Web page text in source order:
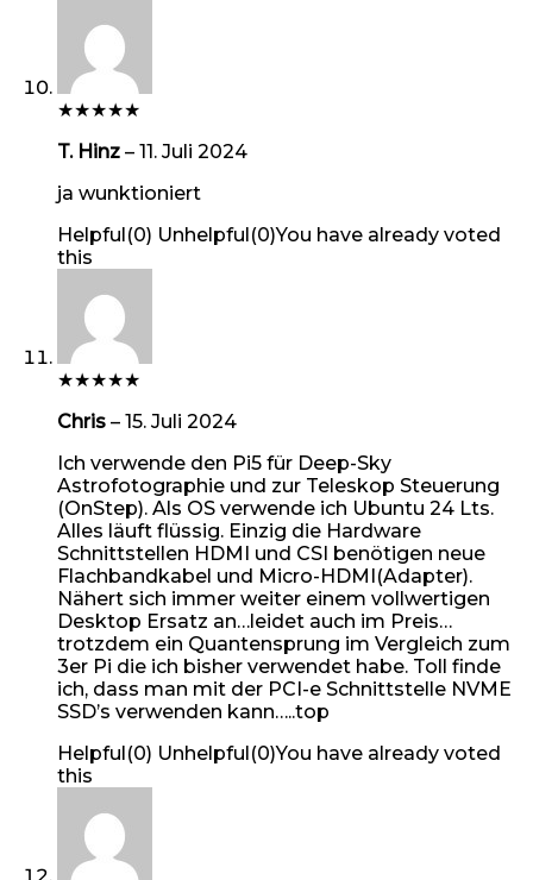
★★★★★
T. Hinz – 11. Juli 2024
ja wunktioniert
Helpful(0) Unhelpful(0)You have already voted
this
★★★★★
Chris – 15. Juli 2024
Ich verwende den Pi5 für Deep-Sky
Astrofotographie und zur Teleskop Steuerung
(OnStep). Als OS verwende ich Ubuntu 24 Lts.
Alles läuft flüssig. Einzig die Hardware
Schnittstellen HDMI und CSI benötigen neue
Flachbandkabel und Micro-HDMI(Adapter).
Nähert sich immer weiter einem vollwertigen
Desktop Ersatz an…leidet auch im Preis…
trotzdem ein Quantensprung im Vergleich zum
3er Pi die ich bisher verwendet habe. Toll finde
ich, dass man mit der PCI-e Schnittstelle NVME
SSD’s verwenden kann…..top
Helpful(0) Unhelpful(0)You have already voted
this